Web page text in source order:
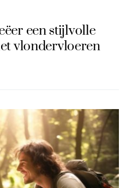
een stijlvolle
vlondervloeren